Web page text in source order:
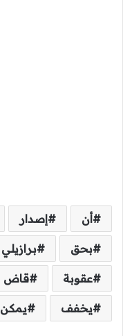
أن إصدار
بحق برازيلي
عقوبة قاض
يخفف يمكن